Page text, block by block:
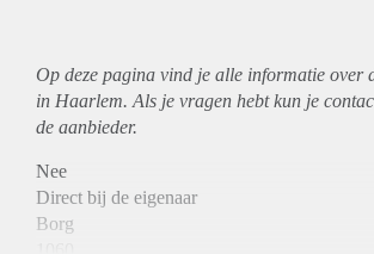
Op deze pagina vind je alle informatie over
in Haarlem. Als je vragen hebt kun je
de aanbieder.
Nee
Direct bij de eigenaar
Borg